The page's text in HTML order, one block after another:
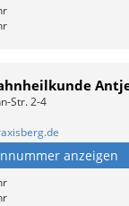
Str. 2-4
anzeigen